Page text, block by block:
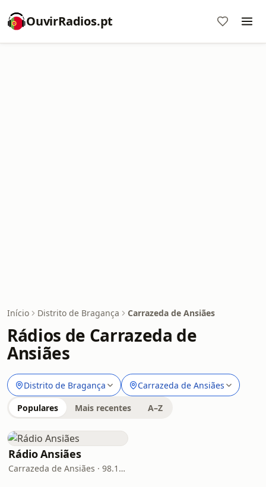
OuvirRadios.pt
Início Distrito de Bragança Carrazeda de Ansiães
Rádios de Carrazeda de
Ansiães
Distrito de Bragança Carrazeda de Ansiães
Populares Mais recentes A–Z
Rádio Ansiães
Carrazeda de Ansiães · 98.1 FM